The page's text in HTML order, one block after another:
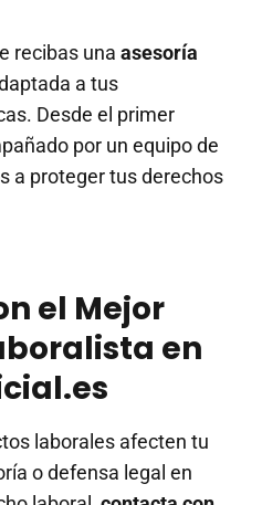
recibas una asesoría
a tus
Desde el primer
por un equipo de
a proteger tus derechos
el Mejor
en
laborales afecten tu
o defensa legal en